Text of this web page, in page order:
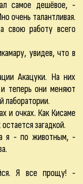
самое дешёвое, -
очень талантливая.
свою работу всего
увидев, что в
Акацуки. На них
теперь они меняют
лаборатории.
и очках. Как Кисаме
загадкой.
я - по животным, -
Я все прощу! -